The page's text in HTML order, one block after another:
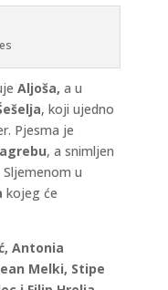
Aljoša, a u
, koji ujedno
Pjesma je
, a snimljen
u
kojeg će
Antonia
Melki, Stipe